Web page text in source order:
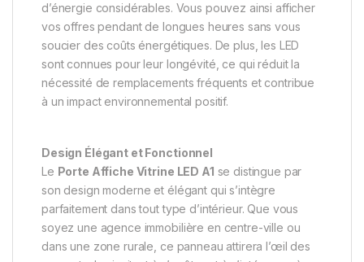
d’énergie considérables. Vous pouvez ainsi afficher
vos offres pendant de longues heures sans vous
soucier des coûts énergétiques. De plus, les LED
sont connues pour leur longévité, ce qui réduit la
nécessité de remplacements fréquents et contribue
à un impact environnemental positif.
Design Élégant et Fonctionnel
Le Porte Affiche Vitrine LED A1 se distingue par
son design moderne et élégant qui s’intègre
parfaitement dans tout type d’intérieur. Que vous
soyez une agence immobilière en centre-ville ou
dans une zone rurale, ce panneau attirera l’œil des